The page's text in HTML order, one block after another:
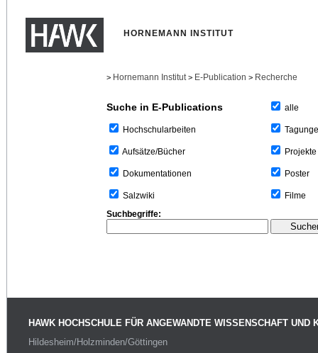
HORNEMANN INSTITUT
> Hornemann Institut > E-Publication > Recherche
Suche in E-Publications
Hochschularbeiten
Aufsätze/Bücher
Dokumentationen
Salzwiki
alle
Projekte
Poster
Filme
Suchbegriffe:
HAWK HOCHSCHULE FÜR ANGEWANDTE WISSENSCHAFT UND
Hildesheim/Holzminden/Göttingen